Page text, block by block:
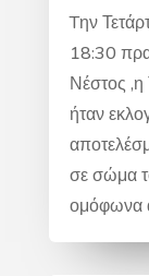
Tην
18:30
Νέστος ,η
ήταν
σε σώμα
ομόφωνα